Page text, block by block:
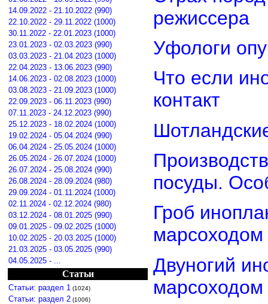
14.09.2022 - 21.10.2022 (990)
22.10.2022 - 29.11.2022 (1000)
30.11.2022 - 22.01.2023 (1000)
23.01.2023 - 02.03.2023 (990)
03.03.2023 - 21.04.2023 (1000)
22.04.2023 - 13.06.2023 (990)
14.06.2023 - 02.08.2023 (1000)
03.08.2023 - 21.09.2023 (1000)
22.09.2023 - 06.11.2023 (990)
07.11.2023 - 24.12.2023 (990)
25.12.2023 - 18.02.2024 (1000)
19.02.2024 - 05.04.2024 (990)
06.04.2024 - 25.05.2024 (1000)
26.05.2024 - 26.07.2024 (1000)
26.07.2024 - 25.08.2024 (990)
26.08.2024 - 28.09.2024 (980)
29.09.2024 - 01.11.2024 (1000)
02.11.2024 - 02.12.2024 (980)
03.12.2024 - 08.01.2025 (990)
09.01.2025 - 09.02.2025 (1000)
10.02.2025 - 20.03.2025 (1000)
21.03.2025 - 03.05.2025 (990)
04.05.2025 - ...
Статьи
Статьи: раздел 1 (1024)
Статьи: раздел 2 (1006)
режиссера
Уфологи
Что если
контакт
посуды.
Гроб
марсоходом
Двуногий
марсоходом